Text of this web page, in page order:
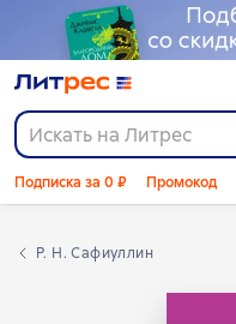
Подписка за 0 ₽ Промокод
Р. Н. Сафиуллин